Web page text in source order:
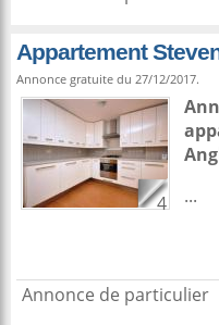
Appartement
Annonce gratuite du 27/12/2017.
4
...
Annonce de particulier